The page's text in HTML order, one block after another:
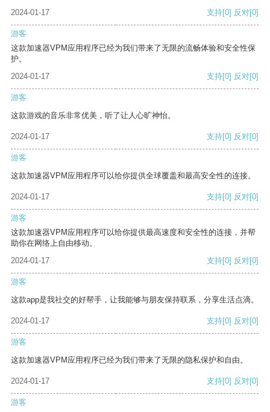
2024-01-17 支持[0] 反对[0]
游客
这款加速器VPM应用程序已经为我们带来了无限的流畅体验和安全性保
护。
2024-01-17
支持[0] 反对[0]
游客
这款游戏的音乐非常优美，听了让人心旷神怡。
2024-01-17 支持[0] 反对[0]
游客
这款加速器VPM应用程序可以给你提供全球覆盖和最高安全性的连接。
2024-01-17 支持[0] 反对[0]
游客
这款加速器VPM应用程序可以给你提供最高速度和安全性的连接，并帮
助你在网络上自由移动。
2024-01-17
支持[0] 反对[0]
游客
这款app是我社交的好帮手，让我能够与朋友保持联系，分享生活点滴。
2024-01-17 支持[0] 反对[0]
游客
这款加速器VPM应用程序已经为我们带来了无限的隐私保护和自由。
2024-01-17 支持[0] 反对[0]
游客